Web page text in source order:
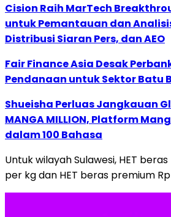
Cision Raih MarTech
untuk Pemantauan dan
Distribusi Siaran Pers, dan AEO
Fair Finance Asia Desak
Pendanaan untuk Sektor Batu
Shueisha Perluas Jangkauan
MANGA MILLION, Platform
dalam 100 Bahasa
Untuk wilayah Sulawesi, HET
per kg dan HET beras premium